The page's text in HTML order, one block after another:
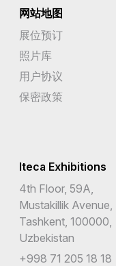
网站地图
展位预订
照片库
用户协议
保密政策
Iteca Exhibitions
4th Floor, 59A,
Mustakillik Avenue,
Tashkent, 100000,
Uzbekistan
+998 71 205 18 18